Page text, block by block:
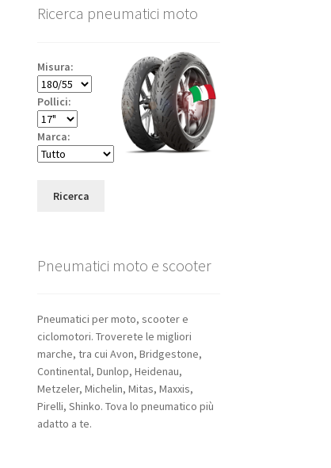
Ricerca pneumatici moto
Misura:
Pollici:
Marca:
Ricerca
Pneumatici moto e scooter
Pneumatici per moto, scooter e
ciclomotori. Troverete le migliori
marche, tra cui Avon, Bridgestone,
Continental, Dunlop, Heidenau,
Metzeler, Michelin, Mitas, Maxxis,
Pirelli, Shinko. Tova lo pneumatico più
adatto a te.